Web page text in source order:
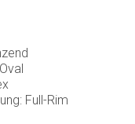
Full-Rim